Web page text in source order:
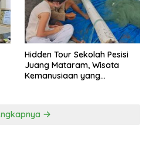
Hidden Tour Sekolah Pesisi
Juang Mataram, Wisata
Kemanusiaan yang